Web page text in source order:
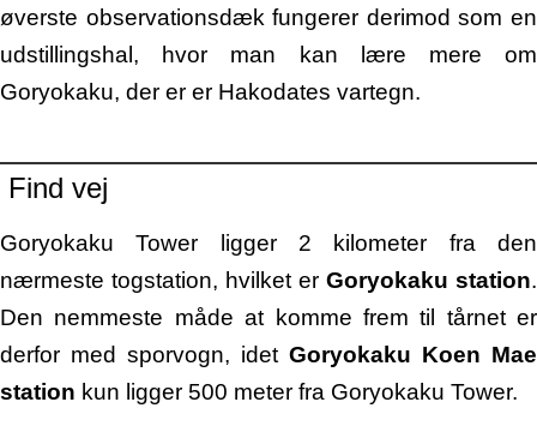
øverste observationsdæk fungerer derimod som en
udstillingshal, hvor man kan lære mere om
Goryokaku, der er er Hakodates vartegn.
Find vej
Goryokaku Tower ligger 2 kilometer fra den
nærmeste togstation, hvilket er Goryokaku station.
Den nemmeste måde at komme frem til tårnet er
derfor med sporvogn, idet Goryokaku Koen Mae
station kun ligger 500 meter fra Goryokaku Tower.